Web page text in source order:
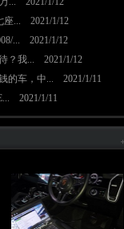
座... 2021/1/12
... 2021/1/12
？我... 2021/1/12
的车，中... 2021/1/11
2021/1/11